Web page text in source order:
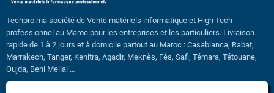
Techpro.ma société de Vente matériels informatique et High Tech
professionnel au Maroc pour les entreprises et les particuliers. Livraison
rapide de 1 à 2 jours et à domicile partout au Maroc : Casablanca, Rabat,
Marrakech, Tanger, Kenitra, Agadir, Meknès, Fès, Safi, Témara, Tétouane,
Oujda, Beni Mellal …